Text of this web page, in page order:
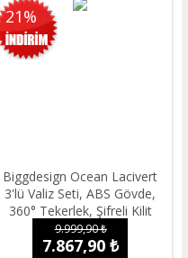
21%
Biggdesign Ocean Lacivert
3'lü Valiz Seti, ABS Gövde,
360° Tekerlek, Şifreli Kilit
9.999,90 ₺
7.867,90 ₺